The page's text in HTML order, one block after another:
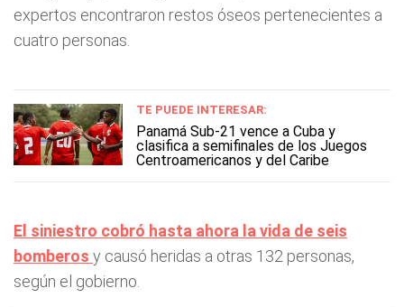
expertos encontraron restos óseos pertenecientes a
cuatro personas.
TE PUEDE INTERESAR:
Panamá Sub-21 vence a Cuba y
clasifica a semifinales de los Juegos
Centroamericanos y del Caribe
El siniestro cobró hasta ahora la vida de seis
bomberos y causó heridas a otras 132 personas,
según el gobierno.